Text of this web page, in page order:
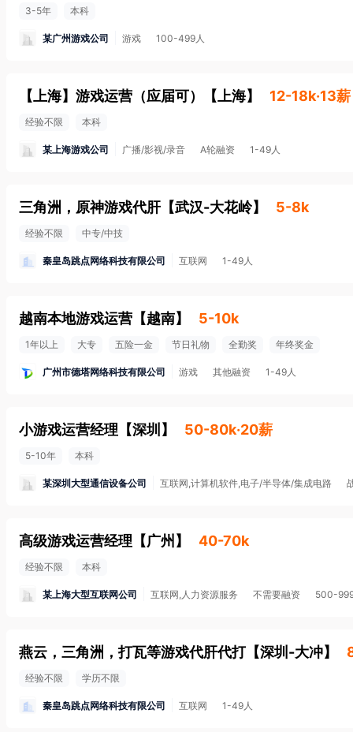
3-5年 本科
某广州游戏公司 游戏 100-499人
【上海】游戏运营（应届可） 【 上海】 12-18k·13薪
经验不限 本科
某上海游戏公司 广播/影视/录音 A轮融资 1-49人
三角洲，原神游戏代肝 【武汉-大花岭】 5-8k
经验不限 中专/中技
秦皇岛跳点网络科技有限公司 互联网 1-49人
越南本地游戏运营 【越南】 5-10k
1年以上 大专 五险一金 节日礼物 全勤奖 年终奖金
广州市德塔网络科技有限公司 游戏 其他融资 1-49人
小游戏运营经理 【深圳 】 50-80k·20薪
5-10年 本科
某深圳大型通信设备公司 互联网,计算机软件,电子/半导体/集成电路
高级游戏运营经理 【广州 】 40-70k
经验不限 本科
某上海大型互联网公司 互联网,人力资源服务 不需要融资 500-
燕云，三角洲，打瓦等游戏代肝代打 【深圳-大冲】
经验不限 学历不限
秦皇岛跳点网络科技有限公司 互联网 1-49人